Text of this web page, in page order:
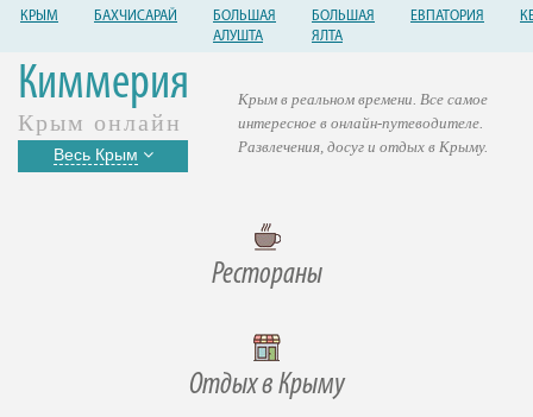
КРЫМ БАХЧИСАРАЙ
БОЛЬШАЯ
АЛУШТА
БОЛЬШАЯ
ЯЛТА
ЕВПАТОРИЯ
Киммерия
Крым онлайн
Весь Крым
Рестораны
Отдых в Крыму
Крым в реальном времени. Все самое
интересное в онлайн-путеводителе.
Развлечения, досуг и отдых в Крыму.